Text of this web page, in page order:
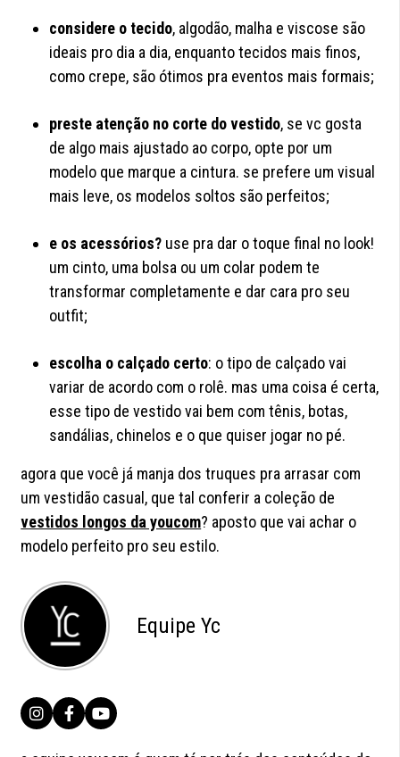
considere o tecido, algodão, malha e viscose são
ideais pro dia a dia, enquanto tecidos mais finos,
como crepe, são ótimos pra eventos mais formais;
preste atenção no corte do vestido, se vc gosta
de algo mais ajustado ao corpo, opte por um
modelo que marque a cintura. se prefere um visual
mais leve, os modelos soltos são perfeitos;
e os acessórios? use pra dar o toque final no look!
um cinto, uma bolsa ou um colar podem te
transformar completamente e dar cara pro seu
outfit;
escolha o calçado certo: o tipo de calçado vai
variar de acordo com o rolê. mas uma coisa é certa,
esse tipo de vestido vai bem com tênis, botas,
sandálias, chinelos e o que quiser jogar no pé.
agora que você já manja dos truques pra arrasar com
um vestidão casual, que tal conferir a coleção de
vestidos longos da youcom? aposto que vai achar o
modelo perfeito pro seu estilo.
Equipe Yc